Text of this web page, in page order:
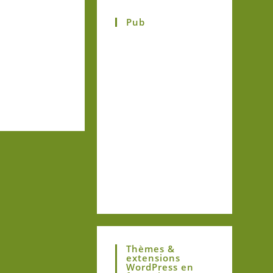
Pub
Thèmes &
extensions
WordPress en